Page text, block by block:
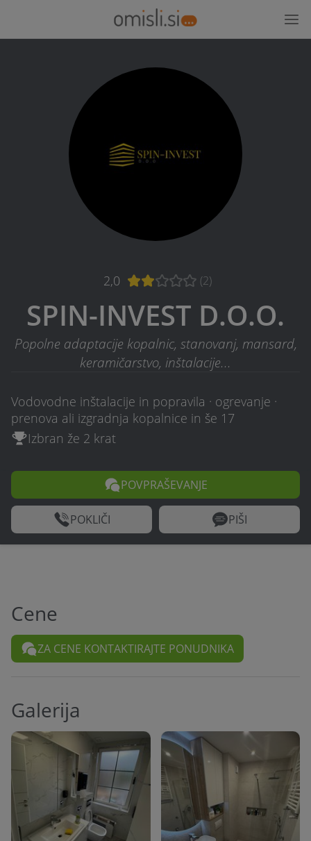
2,0 (2)
SPIN-INVEST D.O.O.
Popolne adaptacije kopalnic, stanovanj, mansard,
keramičarstvo, inštalacije...
Vodovodne inštalacije in popravila · ogrevanje ·
prenova ali izgradnja kopalnice in še 17
Izbran že 2 krat
POVPRAŠEVANJE
POKLIČI PIŠI
Cene
ZA CENE KONTAKTIRAJTE PONUDNIKA
Galerija